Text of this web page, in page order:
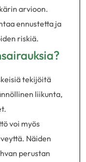
arvioon.
ennustetta ja
riskiä.
tekijöitä
liikunta,
voi myös
Näiden
perustan